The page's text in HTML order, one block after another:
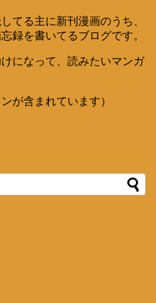
てる主に新刊漫画のうち、
録を書いてるブログです。
になって、読みたいマンガ
が含まれています）